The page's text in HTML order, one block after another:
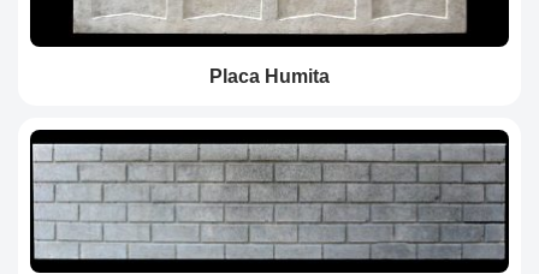
Placa Humita